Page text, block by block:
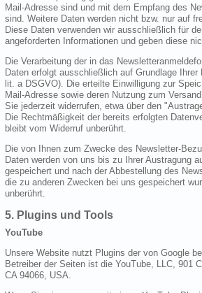
Mail-Adresse sind und mit dem Empfang des
sind. Weitere Daten werden nicht bzw. nur auf
Diese Daten verwenden wir ausschließlich für
angeforderten Informationen und geben diese
Die Verarbeitung der in das
Daten erfolgt ausschließlich auf Grundlage Ihrer
lit. a DSGVO). Die erteilte Einwilligung zur
Mail-Adresse sowie deren Nutzung zum
Sie jederzeit widerrufen, etwa über den
Die Rechtmäßigkeit der bereits erfolgten
bleibt vom Widerruf unberührt.
Die von Ihnen zum Zwecke des Newsletter-
Daten werden von uns bis zu Ihrer Austragung
gespeichert und nach der Abbestellung des
die zu anderen Zwecken bei uns gespeichert
unberührt.
5. Plugins und Tools
YouTube
Unsere Website nutzt Plugins der von Google
Betreiber der Seiten ist die YouTube, LLC, 901
CA 94066, USA.